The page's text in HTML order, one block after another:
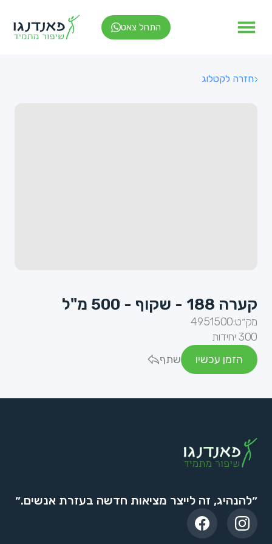
התחל צאט
חזרה לקטלוג
קערה 188 - שקוף - 500 מ"ל
מק״ט:4951500
300 יחידות
הזמן עכשיו
שתף
״להנהיג, זה לייצר מציאות חדשה בעזרת אנשים.״